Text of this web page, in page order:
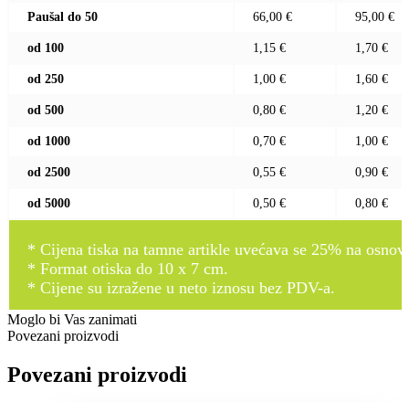
Paušal do 50 66,00 € 95,00 €
od 100 1,15 € 1,70 €
od 250 1,00 € 1,60 €
od 500 0,80 € 1,20 €
od 1000 0,70 € 1,00 €
od 2500 0,55 € 0,90 €
od 5000 0,50 € 0,80 €
* Cijena tiska na tamne artikle uvećava se 25% na
* Format otiska do 10 x 7 cm.
* Cijene su izražene u neto iznosu bez PDV-a.
Moglo bi Vas zanimati
Povezani proizvodi
Povezani proizvodi